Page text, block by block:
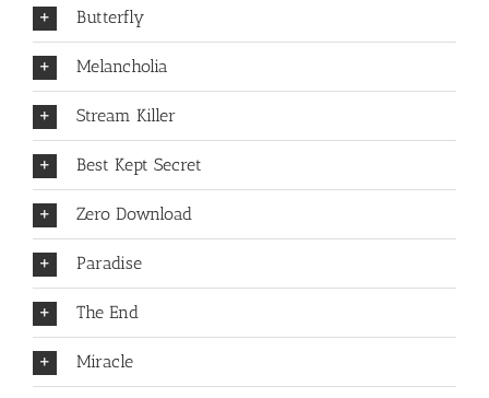
Butterfly
Melancholia
Stream Killer
Best Kept Secret
Zero Download
Paradise
The End
Miracle